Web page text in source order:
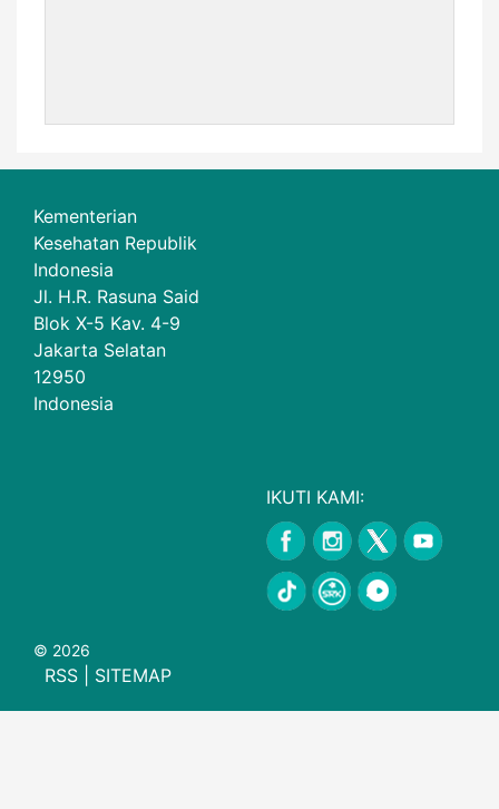
Kementerian
Kesehatan Republik
Indonesia
Jl. H.R. Rasuna Said
Blok X-5 Kav. 4-9
Jakarta Selatan
12950
Indonesia
IKUTI KAMI:
© 2026
RSS SITEMAP